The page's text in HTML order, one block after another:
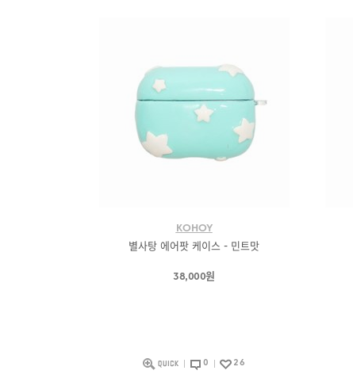
KOHOY
별사탕 에어팟 케이스 - 민트맛
38,000원
0 26